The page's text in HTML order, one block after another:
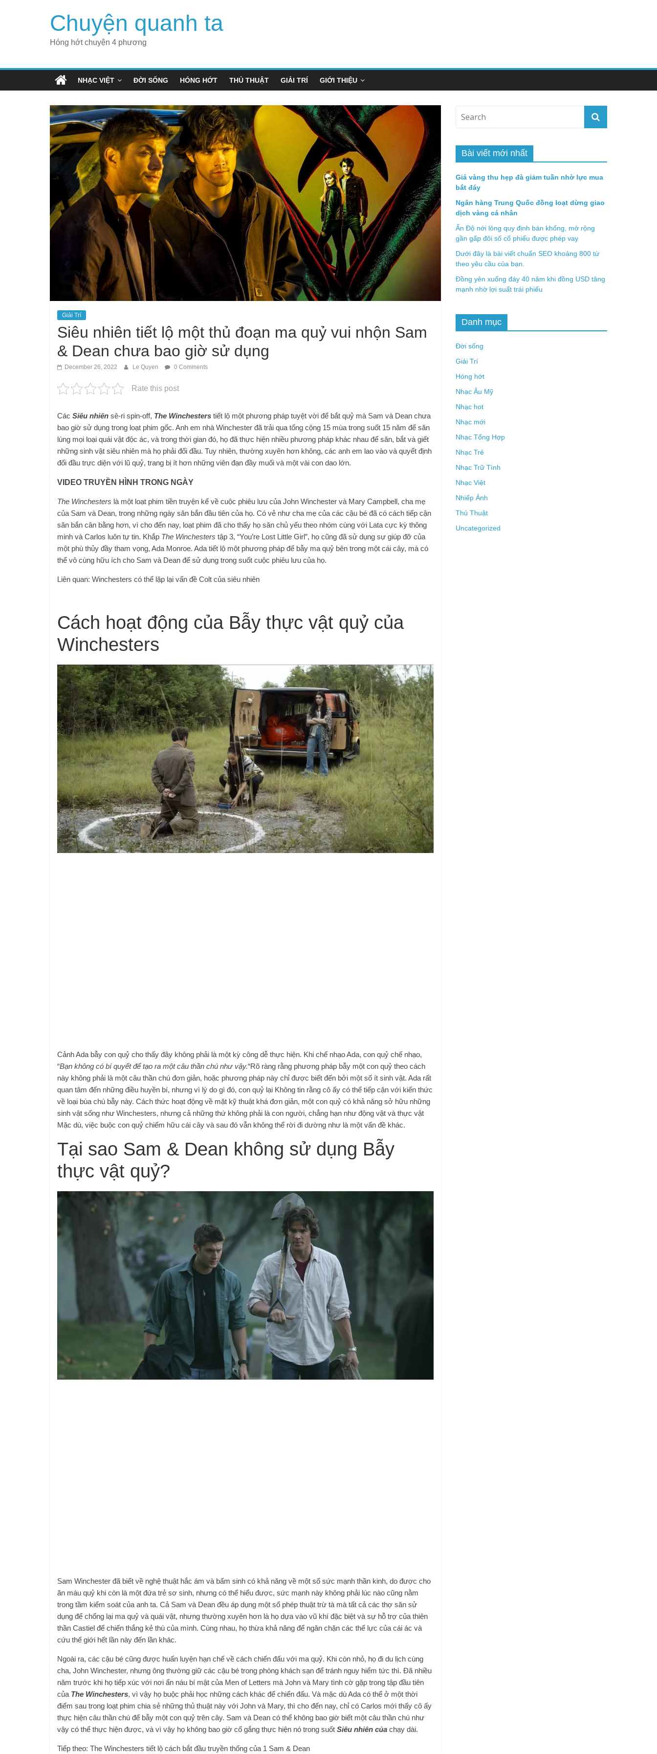
Chuyện quanh ta
Hóng hớt chuyện 4 phương
NHẠC VIỆT ĐỜI SỐNG HÓNG HỚT THỦ THUẬT GIẢI TRÍ GIỚI THIỆU
Giải Trí
Siêu nhiên tiết lộ một thủ đoạn ma quỷ vui nhộn Sam
& Dean chưa bao giờ sử dụng
December 26, 2022 Le Quyen 0 Comments
Rate this post
Các Siêu nhiên sê-ri spin-off, The Winchesters tiết lộ một phương pháp tuyệt vời để bắt quỷ mà Sam và Dean chưa
bao giờ sử dụng trong loạt phim gốc. Anh em nhà Winchester đã trải qua tổng cộng 15 mùa trong suốt 15 năm để săn
lùng mọi loại quái vật độc ác, và trong thời gian đó, họ đã thực hiện nhiều phương pháp khác nhau để săn, bắt và giết
những sinh vật siêu nhiên mà họ phải đối đầu. Tuy nhiên, thường xuyên hơn không, các anh em lao vào và quyết định
đối đầu trực diện với lũ quỷ, trang bị ít hơn những viên đạn đầy muối và một vài con dao lớn.
VIDEO TRUYỀN HÌNH TRONG NGÀY
The Winchesters là một loạt phim tiền truyện kể về cuộc phiêu lưu của John Winchester và Mary Campbell, cha mẹ
của Sam và Dean, trong những ngày săn bắn đầu tiên của họ. Có vẻ như cha mẹ của các cậu bé đã có cách tiếp cận
săn bắn cân bằng hơn, vì cho đến nay, loạt phim đã cho thấy họ săn chủ yếu theo nhóm cùng với Lata cực kỳ thông
minh và Carlos luôn tự tin. Khắp The Winchesters tập 3, “You’re Lost Little Girl”, họ cũng đã sử dụng sự giúp đỡ của
một phù thủy đầy tham vọng, Ada Monroe. Ada tiết lộ một phương pháp để bẫy ma quỷ bên trong một cái cây, mà có
thể vô cùng hữu ích cho Sam và Dean để sử dụng trong suốt cuộc phiêu lưu của họ.
Liên quan: Winchesters có thể lặp lại vấn đề Colt của siêu nhiên
Cách hoạt động của Bẫy thực vật quỷ của
Winchesters
Cảnh Ada bẫy con quỷ cho thấy đây không phải là một kỳ công dễ thực hiện. Khi chế nhạo Ada, con quỷ chế nhạo,
“Bạn không có bí quyết để tạo ra một câu thần chú như vậy.“Rõ ràng rằng phương pháp bẫy một con quỷ theo cách
này không phải là một câu thần chú đơn giản, hoặc phương pháp này chỉ được biết đến bởi một số ít sinh vật. Ada rất
quan tâm đến những điều huyền bí, nhưng vì lý do gì đó, con quỷ lại Không tin rằng cô ấy có thể tiếp cận với kiến ​​thức
về loại bùa chú bẫy này. Cách thức hoạt động về mặt kỹ thuật khá đơn giản, một con quỷ có khả năng sở hữu những
sinh vật sống như Winchesters, nhưng cả những thứ không phải là con người, chẳng hạn như động vật và thực vật
Mặc dù, việc buộc con quỷ chiếm hữu cái cây và sau đó vẫn không thể rời đi dường như là một vấn đề khác.
Tại sao Sam & Dean không sử dụng Bẫy
thực vật quỷ?
Sam Winchester đã biết về nghệ thuật hắc ám và bẩm sinh có khả năng về một số sức mạnh thần kinh, do được cho
ăn máu quỷ khi còn là một đứa trẻ sơ sinh, nhưng có thể hiểu được, sức mạnh này không phải lúc nào cũng nằm
trong tầm kiểm soát của anh ta. Cả Sam và Dean đều áp dụng một số phép thuật trừ tà mà tất cả các thợ săn sử
dụng để chống lại ma quỷ và quái vật, nhưng thường xuyên hơn là họ dựa vào vũ khí đặc biệt và sự hỗ trợ của thiên
thần Castiel để chiến thắng kẻ thù của mình. Cùng nhau, họ thừa khả năng để ngăn chặn các thế lực của cái ác và
cứu thế giới hết lần này đến lần khác.
Ngoài ra, các cậu bé cũng được huấn luyện hạn chế về cách chiến đấu với ma quỷ. Khi còn nhỏ, họ đi du lịch cùng
cha, John Winchester, nhưng ông thường giữ các cậu bé trong phòng khách sạn để tránh nguy hiểm tức thì. Đã nhiều
năm trước khi họ tiếp xúc với nơi ẩn náu bí mật của Men of Letters mà John và Mary tình cờ gặp trong tập đầu tiên
của The Winchesters, vì vậy họ buộc phải học những cách khác để chiến đấu. Và mặc dù Ada có thể ở một thời
điểm sau trong loạt phim chia sẻ những thủ thuật này với John và Mary, thì cho đến nay, chỉ có Carlos mới thấy cô ấy
thực hiện câu thần chú để bẫy một con quỷ trên cây. Sam và Dean có thể không bao giờ biết một câu thần chú như
vậy có thể thực hiện được, và vì vậy họ không bao giờ cố gắng thực hiện nó trong suốt Siêu nhiên của chạy dài.
Tiếp theo: The Winchesters tiết lộ cách bắt đầu truyền thống của 1 Sam & Dean
Bài viết mới nhất
Giá vàng thu hẹp đà giảm tuần nhờ lực mua
bắt đáy
Ngân hàng Trung Quốc đồng loạt dừng giao
dịch vàng cá nhân
Ấn Độ nới lỏng quy định bán khống, mở rộng
gần gấp đôi số cổ phiếu được phép vay
Dưới đây là bài viết chuẩn SEO khoảng 800 từ
theo yêu cầu của bạn.
Đồng yên xuống đáy 40 năm khi đồng USD tăng
mạnh nhờ lợi suất trái phiếu
Danh mục
Đời sống
Giải Trí
Hóng hớt
Nhạc Âu Mỹ
Nhạc hot
Nhạc mới
Nhạc Tổng Hợp
Nhạc Trẻ
Nhạc Trữ Tình
Nhạc Việt
Nhiếp Ảnh
Thủ Thuật
Uncategorized